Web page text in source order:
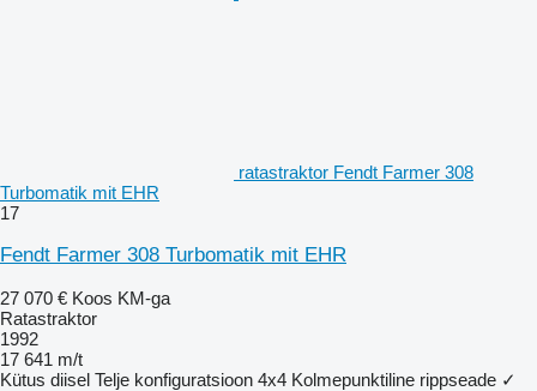
ratastraktor Fendt Farmer 308
Turbomatik mit EHR
17
Fendt Farmer 308 Turbomatik mit EHR
27 070 € Koos KM-ga
Ratastraktor
1992
17 641 m/t
Kütus diisel Telje konfiguratsioon 4x4 Kolmepunktiline rippseade ✓